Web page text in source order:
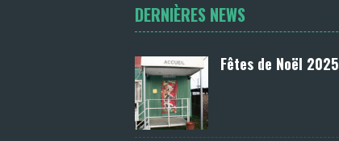
DERNIÈRES NEWS
Fêtes de Noël 2025